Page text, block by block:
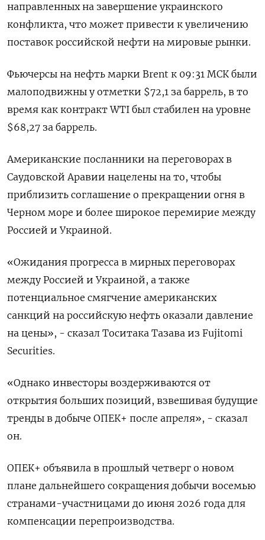
направленных на завершение украинского
конфликта, что может привести к увеличению
поставок российской нефти на мировые рынки.
Фьючерсы на нефть марки Brent к 09:31 МСК были
малоподвижны у отметки $72,1 за баррель, в то
время как контракт WTI был стабилен на уровне
$68,27 за баррель.
Американские посланники на переговорах в
Саудовской Аравии нацелены на то, чтобы
приблизить соглашение о прекращении огня в
Черном море и более широкое перемирие между
Россией и Украиной.
«Ожидания прогресса в мирных переговорах
между Россией и Украиной, а также
потенциальное смягчение американских
санкций на российскую нефть оказали давление
на цены», - сказал Тоситака Тазава из Fujitomi
Securities.
«Однако инвесторы воздерживаются от
открытия больших позиций, взвешивая будущие
тренды в добыче ОПЕК+ после апреля», - сказал
он.
ОПЕК+ объявила в прошлый четверг о новом
плане дальнейшего сокращения добычи восемью
странами-участницами до июня 2026 года для
компенсации перепроизводства.